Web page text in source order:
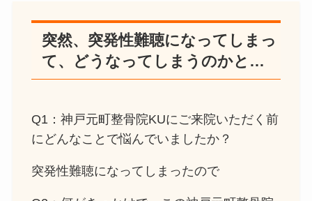
突然、突発性難聴になってしまっ
て、どうなってしまうのかと…
Q1：神戸元町整骨院KUにご来院いただく前
にどんなことで悩んでいましたか？
突発性難聴になってしまったので